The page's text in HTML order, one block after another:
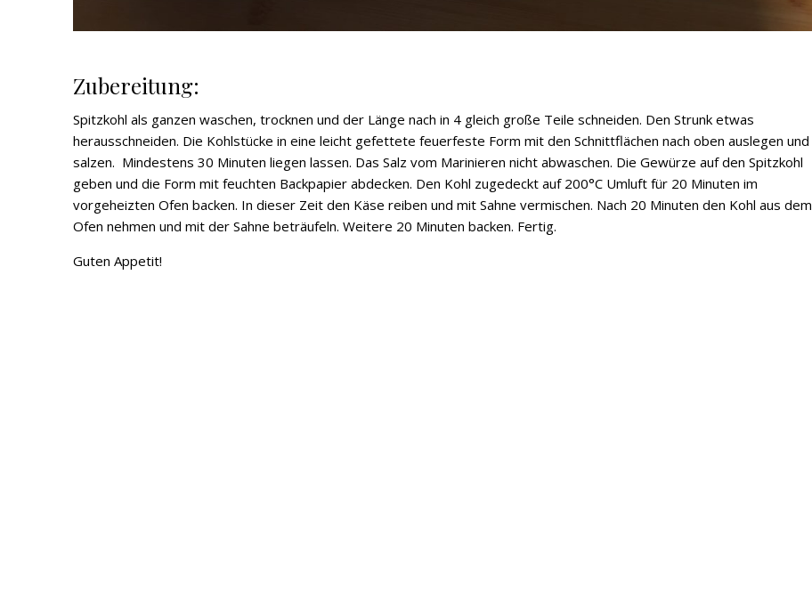
Zubereitung:
Spitzkohl als ganzen waschen, trocknen und der Länge nach in 4 gleich große Teile schneiden. Den Strunk etwas
herausschneiden. Die Kohlstücke in eine leicht gefettete feuerfeste Form mit den Schnittflächen nach oben auslegen und
salzen. Mindestens 30 Minuten liegen lassen. Das Salz vom Marinieren nicht abwaschen. Die Gewürze auf den Spitzkohl
geben und die Form mit feuchten Backpapier abdecken. Den Kohl zugedeckt auf 200°C Umluft für 20 Minuten im
vorgeheizten Ofen backen. In dieser Zeit den Käse reiben und mit Sahne vermischen. Nach 20 Minuten den Kohl aus dem
Ofen nehmen und mit der Sahne beträufeln. Weitere 20 Minuten backen. Fertig.
Guten Appetit!